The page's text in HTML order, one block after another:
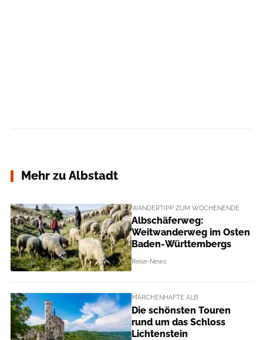
Mehr zu Albstadt
WANDERTIPP ZUM WOCHENENDE
Albschäferweg:
Weitwanderweg im Osten
Baden-Württembergs
Reise-News
MÄRCHENHAFTE ALB
Die schönsten Touren
rund um das Schloss
Lichtenstein